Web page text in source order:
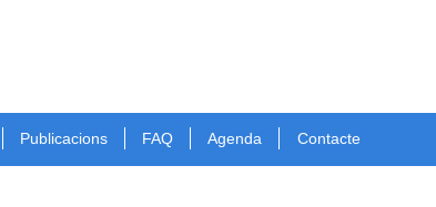
Publicacions FAQ Agenda Contacte